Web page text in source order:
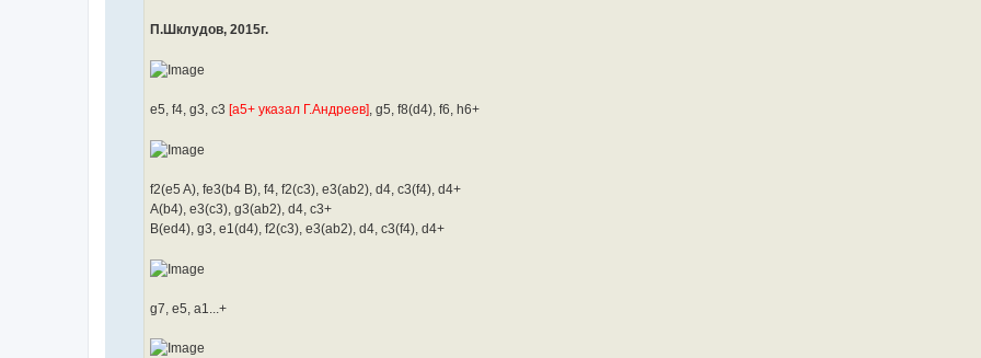
П.Шклудов, 2015г.
e5, f4, g3, c3 [а5+ указал Г.Андреев], g5, f8(d4), f6, h6+
f2(e5 A), fe3(b4 B), f4, f2(c3), e3(ab2), d4, c3(f4), d4+
A(b4), e3(c3), g3(ab2), d4, c3+
B(ed4), g3, e1(d4), f2(c3), e3(ab2), d4, c3(f4), d4+
g7, e5, a1...+